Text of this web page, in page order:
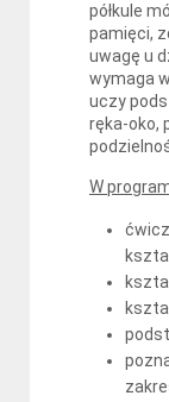
półkule
pamięci,
uwagę u
wymaga
uczy
ręka-oko,
W